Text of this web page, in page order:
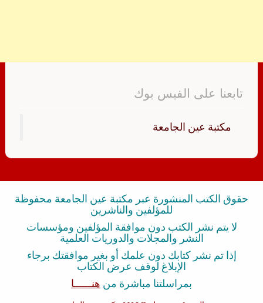
تابعنا على الفيس بوك
‏مكتبة عين الجامعة‏
حقوق الكتب المنشورة عبر مكتبة عين الجامعة محفوظة
للمؤلفين والناشرين
لا يتم نشر الكتب دون موافقة المؤلفين ومؤسسات
النشر والمجلات والدوريات العلمية
إذا تم نشر كتابك دون علمك أو بغير موافقتك برجاء
الإبلاغ لوقف عرض الكتاب
بمراسلتنا مباشرة من هنــــــا